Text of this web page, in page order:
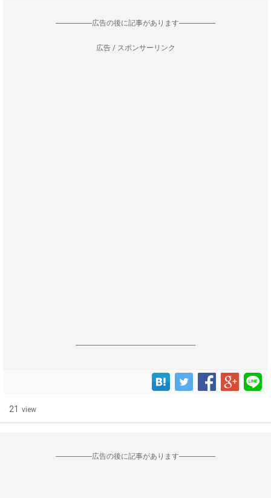
--------------------広告の後に記事があります--------------------
広告 / スポンサーリンク
------------------------------------------------------------------
21 view
--------------------広告の後に記事があります--------------------